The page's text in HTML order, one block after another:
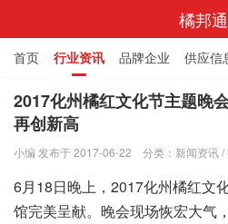
橘邦通
首页 行业资讯 品牌企业 供应信
标准与产值 化橘红科普 化橘红专
2017化州橘红文化节主题晚
再创新高
小编 发布于 2017-06-22 分类： 新闻资讯/
6月18日晚上，2017化州橘红文
馆完美呈献。晚会现场恢宏大气